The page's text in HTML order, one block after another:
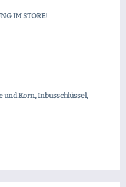
IM STORE!
und Korn, Inbusschlüssel,